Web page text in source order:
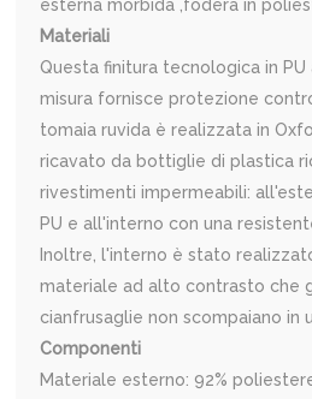
esterna morbida ,fodera in
Materiali
Questa finitura tecnologica in
misura fornisce protezione
tomaia ruvida è realizzata in
ricavato da bottiglie di plastica
rivestimenti impermeabili:
PU e all'interno con una
Inoltre, l'interno è stato
materiale ad alto contrasto che
cianfrusaglie non scompaiano in
Componenti
Materiale esterno: 92%